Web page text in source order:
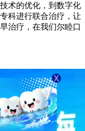
术的优化，到数字化
科进行联合治疗，让
治疗，在我们尔睦口